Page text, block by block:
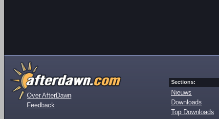
Over AfterDawn
Feedback
Sections:
Nieuws
Downloads
Top Downloads